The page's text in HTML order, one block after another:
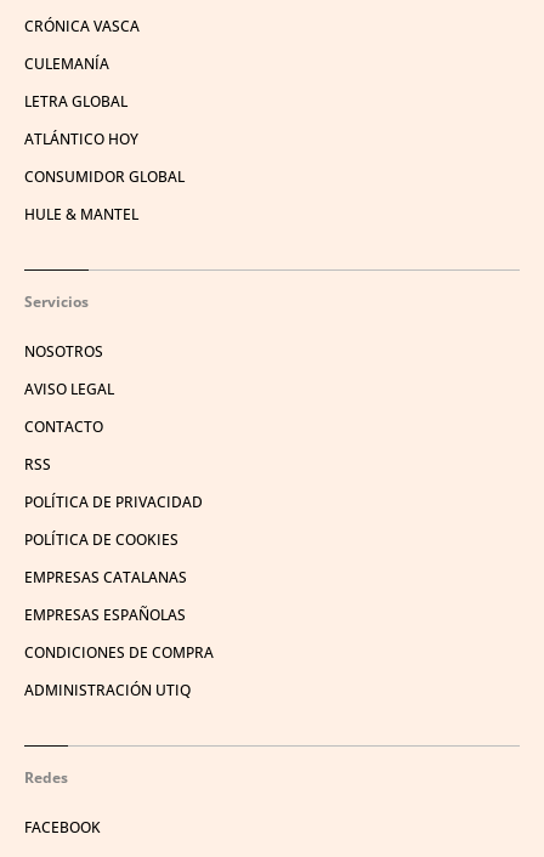
CRÓNICA VASCA
CULEMANÍA
LETRA GLOBAL
ATLÁNTICO HOY
CONSUMIDOR GLOBAL
HULE & MANTEL
Servicios
NOSOTROS
AVISO LEGAL
CONTACTO
RSS
POLÍTICA DE PRIVACIDAD
POLÍTICA DE COOKIES
EMPRESAS CATALANAS
EMPRESAS ESPAÑOLAS
CONDICIONES DE COMPRA
ADMINISTRACIÓN UTIQ
Redes
FACEBOOK